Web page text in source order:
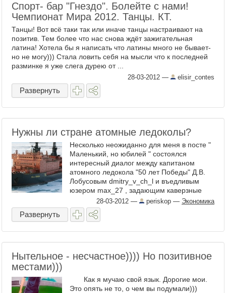
Спорт- бар "Гнездо". Болейте с нами!
Чемпионат Мира 2012. Танцы. КТ.
Танцы! Вот всё таки так или иначе танцы настраивают на
позитив. Тем более что нас снова ждёт зажигательная
латина! Хотела бы я написать что латины много не бывает-
но не могу))) Стала ловить себя на мысли что к последней
разминке я уже слега дурею от ...
28-03-2012 — elisir_contes
Развернуть
Нужны ли стране атомные ледоколы?
Несколько неожиданно для меня в посте "
Маленький, но юбилей " состоялся
интересный диалог между капитаном
атомного ледокола "50 лет Победы" Д.В.
Лобусовым dmitry_v_ch_l и въедливым
юзером max_27 , задающим каверзные
вопросы. Тема полемики - нужны ...
28-03-2012 — periskop — Экономика
Развернуть
Нытельное - несчастное)))) Но позитивное
местами)))
Как я мучаю свой язык. Дорогие мои.
Это опять не то, о чем вы подумали)))